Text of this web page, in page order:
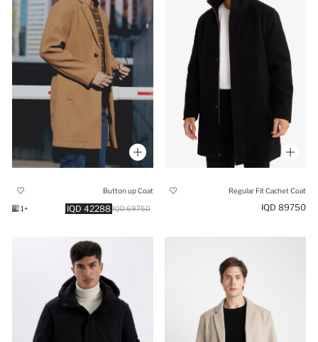
Regular Fit Cachet Coat
89750 IQD
Button up Coat
42288 IQD 69750 IQD
+1